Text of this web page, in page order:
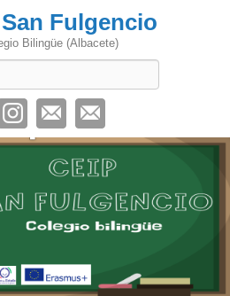
Fulgencio
Bilingüe (Albacete)